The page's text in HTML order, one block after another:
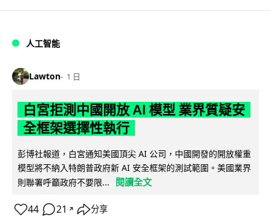
人工智能
Lawton 1 日
白宮拒測中國開放 AI 模型 業界質疑安
全框架選擇性執行
彭博社報道，白宮通知美國頂尖 AI 公司，中國開發的開放權重
模型將不納入特朗普政府新 AI 安全框架的測試範圍。美國業界
則聯署呼籲政府不要限...
閱讀全文
44 21 ↗ 分享